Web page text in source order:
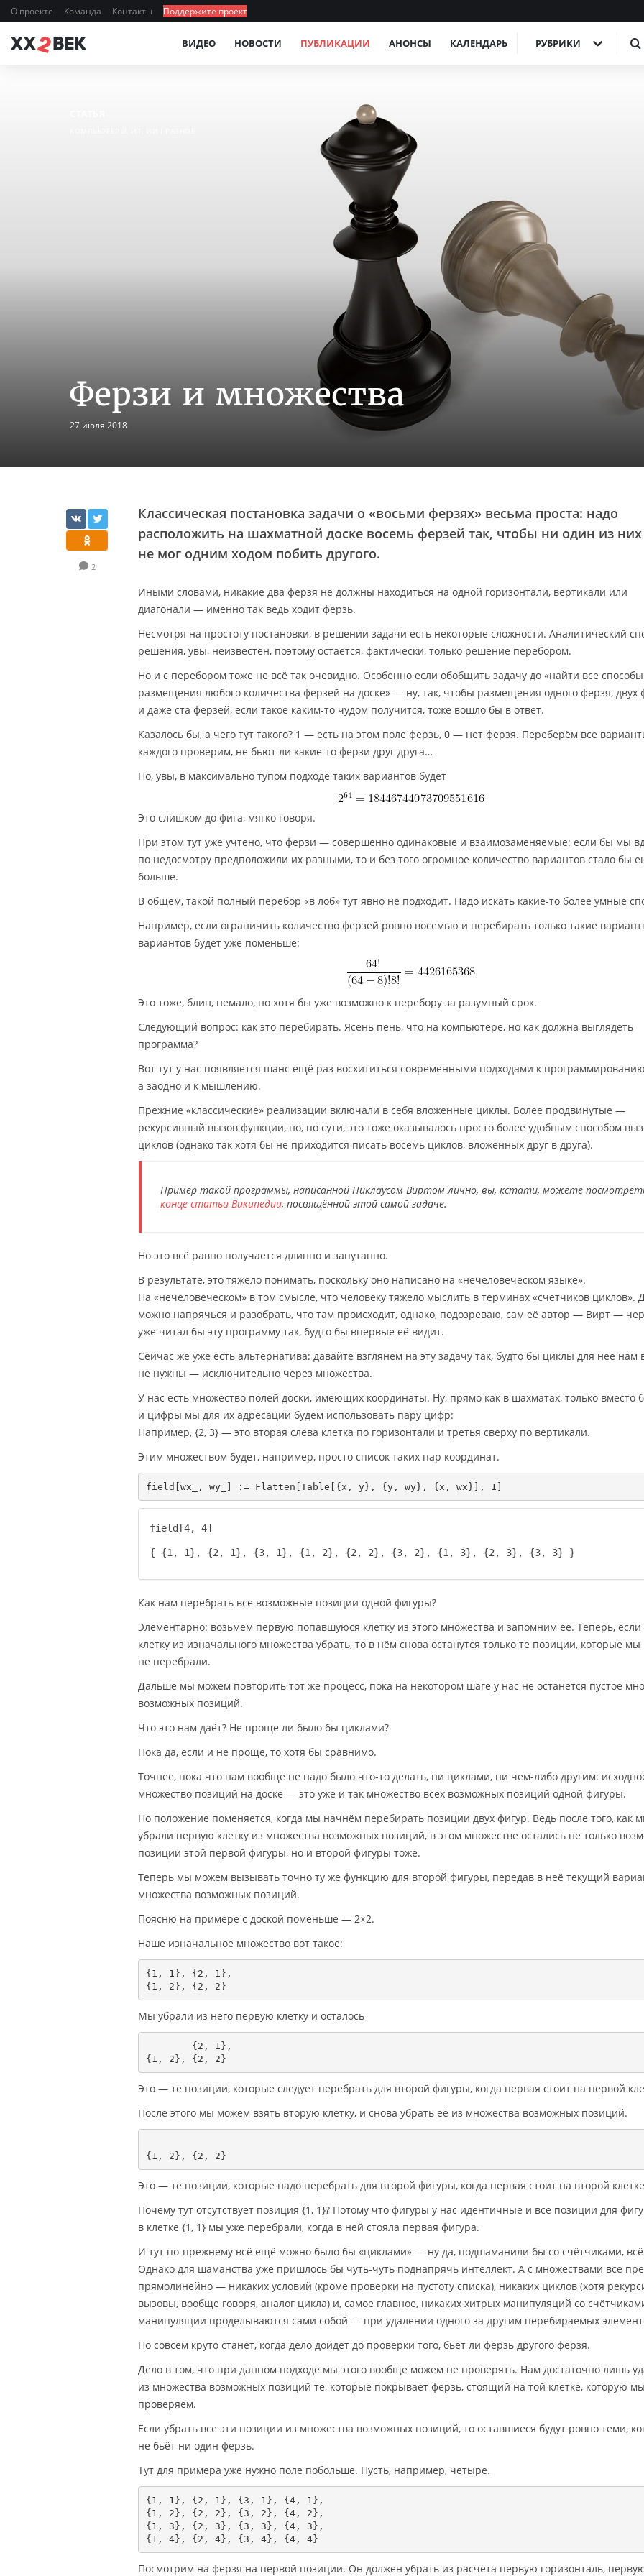
О проекте Команда Контакты Поддержите проект
ВИДЕО НОВОСТИ ПУБЛИКАЦИИ АНОНСЫ КАЛЕНДАРЬ РУБРИКИ
Ферзи и множества
27 июля 2018
2
Классическая постановка задачи о «восьми ферзях» весьма проста: надо
расположить на шахматной доске восемь ферзей так, чтобы ни один из них
не мог одним ходом побить другого.
Иными словами, никакие два ферзя не должны находиться на одной горизонтали, вертикали или
диагонали — именно так ведь ходит ферзь.
Несмотря на простоту постановки, в решении задачи есть некоторые сложности. Аналитический
решения, увы, неизвестен, поэтому остаётся, фактически, только решение перебором.
Но и с перебором тоже не всё так очевидно. Особенно если обобщить задачу до «найти все способы
размещения любого количества ферзей на доске» — ну, так, чтобы размещения одного ферзя, двух
и даже ста ферзей, если такое каким-то чудом получится, тоже вошло бы в ответ.
Казалось бы, а чего тут такого? 1 — есть на этом поле ферзь, 0 — нет ферзя. Переберём все
каждого проверим, не бьют ли какие-то ферзи друг друга…
Но, увы, в максимально тупом подходе таких вариантов будет
Это слишком до фига, мягко говоря.
При этом тут уже учтено, что ферзи — совершенно одинаковые и взаимозаменяемые: если бы мы
по недосмотру предположили их разными, то и без того огромное количество вариантов стало бы
больше.
В общем, такой полный перебор «в лоб» тут явно не подходит. Надо искать какие-то более умные
Например, если ограничить количество ферзей ровно восемью и перебирать только такие
вариантов будет уже поменьше:
Это тоже, блин, немало, но хотя бы уже возможно к перебору за разумный срок.
Следующий вопрос: как это перебирать. Ясень пень, что на компьютере, но как должна выглядеть
программа?
Вот тут у нас появляется шанс ещё раз восхититься современными подходами к
а заодно и к мышлению.
Прежние «классические» реализации включали в себя вложенные циклы. Более продвинутые —
рекурсивный вызов функции, но, по сути, это тоже оказывалось просто более удобным способом
циклов (однако так хотя бы не приходится писать восемь циклов, вложенных друг в друга).
Пример такой программы, написанной Никлаусом Виртом лично, вы, кстати, можете
конце статьи Википедии, посвящённой этой самой задаче.
Но это всё равно получается длинно и запутанно.
В результате, это тяжело понимать, поскольку оно написано на «нечеловеческом языке».
На «нечеловеческом» в том смысле, что человеку тяжело мыслить в терминах «счётчиков циклов».
можно напрячься и разобрать, что там происходит, однако, подозреваю, сам её автор — Вирт —
уже читал бы эту программу так, будто бы впервые её видит.
Сейчас же уже есть альтернатива: давайте взглянем на эту задачу так, будто бы циклы для неё нам
не нужны — исключительно через множества.
У нас есть множество полей доски, имеющих координаты. Ну, прямо как в шахматах, только вместо
и цифры мы для их адресации будем использовать пару цифр:
Например, {2, 3} — это вторая слева клетка по горизонтали и третья сверху по вертикали.
Этим множеством будет, например, просто список таких пар координат.
field[4, 4]
{ {1, 1}, {2, 1}, {3, 1}, {1, 2}, {2, 2}, {3, 2}, {1, 3}, {2, 3}, {3, 3} }
Как нам перебрать все возможные позиции одной фигуры?
Элементарно: возьмём первую попавшуюся клетку из этого множества и запомним её. Теперь, если
клетку из изначального множества убрать, то в нём снова останутся только те позиции, которые мы
не перебрали.
Дальше мы можем повторить тот же процесс, пока на некотором шаге у нас не останется пустое
возможных позиций.
Что это нам даёт? Не проще ли было бы циклами?
Пока да, если и не проще, то хотя бы сравнимо.
Точнее, пока что нам вообще не надо было что-то делать, ни циклами, ни чем-либо другим:
множество позиций на доске — это уже и так множество всех возможных позиций одной фигуры.
Но положение поменяется, когда мы начнём перебирать позиции двух фигур. Ведь после того, как
убрали первую клетку из множества возможных позиций, в этом множестве остались не только
позиции этой первой фигуры, но и второй фигуры тоже.
Теперь мы можем вызывать точно ту же функцию для второй фигуры, передав в неё текущий
множества возможных позиций.
Поясню на примере с доской поменьше — 2×2.
Наше изначальное множество вот такое:
{1, 1}, {2, 1},
Мы убрали из него первую клетку и осталось
{2, 1},
Это — те позиции, которые следует перебрать для второй фигуры, когда первая стоит на первой
После этого мы можем взять вторую клетку, и снова убрать её из множества возможных позиций.
Это — те позиции, которые надо перебрать для второй фигуры, когда первая стоит на второй
Почему тут отсутствует позиция {1, 1}? Потому что фигуры у нас идентичные и все позиции для
в клетке {1, 1} мы уже перебрали, когда в ней стояла первая фигура.
И тут по-прежнему всё ещё можно было бы «циклами» — ну да, подшаманили бы со счётчиками, всё
Однако для шаманства уже пришлось бы чуть-чуть поднапрячь интеллект. А с множествами всё
прямолинейно — никаких условий (кроме проверки на пустоту списка), никаких циклов (хотя
вызовы, вообще говоря, аналог цикла) и, самое главное, никаких хитрых манипуляций со
манипуляции проделываются сами собой — при удалении одного за другим перебираемых
Но совсем круто станет, когда дело дойдёт до проверки того, бьёт ли ферзь другого ферзя.
Дело в том, что при данном подходе мы этого вообще можем не проверять. Нам достаточно лишь
из множества возможных позиций те, которые покрывает ферзь, стоящий на той клетке, которую
проверяем.
Если убрать все эти позиции из множества возможных позиций, то оставшиеся будут ровно теми,
не бьёт ни один ферзь.
Тут для примера уже нужно поле побольше. Пусть, например, четыре.
{1, 1}, {2, 1}, {3, 1}, {4, 1},
{1, 2}, {2, 2}, {3, 2}, {4, 2},
{1, 3}, {2, 3}, {3, 3}, {4, 3},
{1, 4}, {2, 4}, {3, 4}, {4, 4}
Посмотрим на ферзя на первой позиции. Он должен убрать из расчёта первую горизонталь,